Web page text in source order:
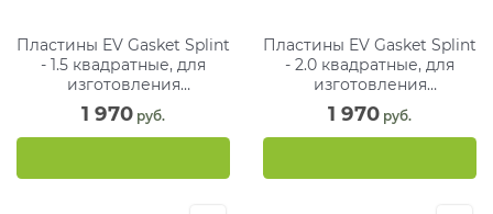
Пластины EV Gasket Splint
- 1.5 квадратные, для
изготовления
ортодонтических шин, 127
мм (15 шт)
1 970 руб.
Пластины EV Gasket Splint
- 2.0 квадратные, для
изготовления
ортодонтических шин, 127
мм (12 шт)
1 970 руб.